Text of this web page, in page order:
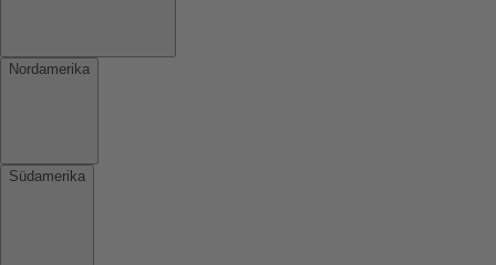
Nordamerika
Südamerika